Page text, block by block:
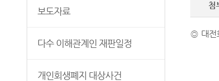
회생파산 자산매각안내
대전회생법원 양식모음
보도자료
다수 이해관계인 재판일정
개인회생폐지 대상사건
첨
◎ 대전